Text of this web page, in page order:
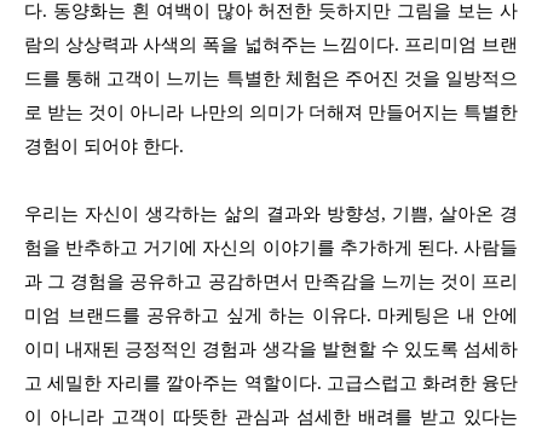
다. 동양화는 흰 여백이 많아 허전한 듯하지만 그림을 보는 사
람의 상상력과 사색의 폭을 넓혀주는 느낌이다. 프리미엄 브랜
드를 통해 고객이 느끼는 특별한 체험은 주어진 것을 일방적으
로 받는 것이 아니라 나만의 의미가 더해져 만들어지는 특별한
경험이 되어야 한다.
우리는 자신이 생각하는 삶의 결과와 방향성, 기쁨, 살아온 경
험을 반추하고 거기에 자신의 이야기를 추가하게 된다. 사람들
과 그 경험을 공유하고 공감하면서 만족감을 느끼는 것이 프리
미엄 브랜드를 공유하고 싶게 하는 이유다. 마케팅은 내 안에
이미 내재된 긍정적인 경험과 생각을 발현할 수 있도록 섬세하
고 세밀한 자리를 깔아주는 역할이다. 고급스럽고 화려한 융단
이 아니라 고객이 따뜻한 관심과 섬세한 배려를 받고 있다는